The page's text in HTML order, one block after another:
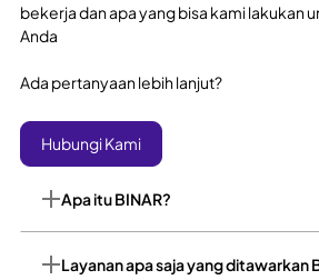
bekerja dan apa yang bisa kami lakukan
Anda
Ada pertanyaan lebih lanjut?
Hubungi Kami
Apa itu BINAR?
Layanan apa saja yang ditawarkan